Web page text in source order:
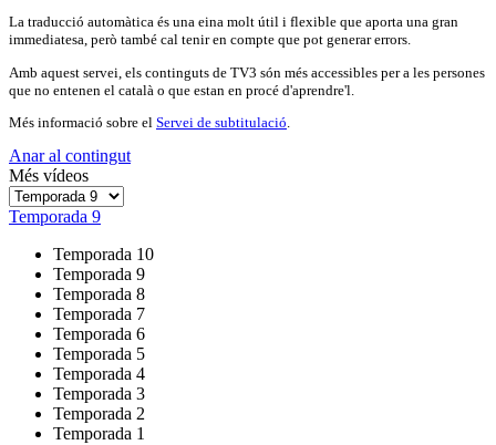
La traducció automàtica és una eina molt útil i flexible que aporta una gran
immediatesa, però també cal tenir en compte que pot generar errors.
Amb aquest servei, els continguts de TV3 són més accessibles per a les persones
que no entenen el català o que estan en procé d'aprendre'l.
Més informació sobre el Servei de subtitulació
Anar al contingut
Més vídeos
Temporada 9
Temporada 10
Temporada 9
Temporada 8
Temporada 7
Temporada 6
Temporada 5
Temporada 4
Temporada 3
Temporada 2
Temporada 1